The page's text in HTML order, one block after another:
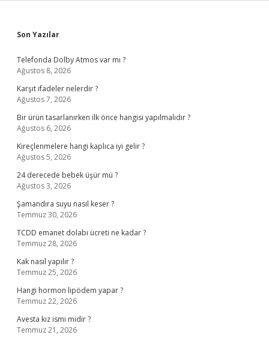
Sidebar
Son Yazılar
Telefonda Dolby Atmos var mı ?
Ağustos 8, 2026
Karşıt ifadeler nelerdir ?
Ağustos 7, 2026
Bir ürün tasarlanırken ilk önce hangisi yapılmalıdır ?
Ağustos 6, 2026
Kireçlenmelere hangi kaplıca iyi gelir ?
Ağustos 5, 2026
24 derecede bebek üşür mü ?
Ağustos 3, 2026
Şamandıra suyu nasıl keser ?
Temmuz 30, 2026
TCDD emanet dolabı ücreti ne kadar ?
Temmuz 28, 2026
Kak nasıl yapılır ?
Temmuz 25, 2026
Hangi hormon lipödem yapar ?
Temmuz 22, 2026
Avesta kız ismi midir ?
Temmuz 21, 2026